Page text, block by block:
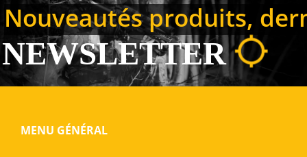
Nouveautés produits,
NEWSLETTER
MENU GÉNÉRAL